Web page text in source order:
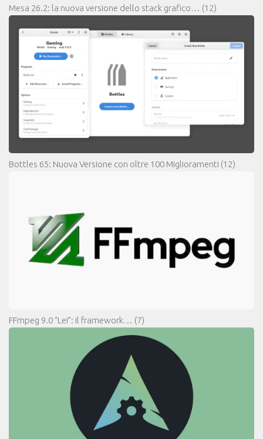
Mesa 26.2: la nuova versione dello stack grafico… (12)
Bottles 65: Nuova Versione con oltre 100 Miglioramenti (12)
FFmpeg 9.0 “Lei”: il framework… (7)